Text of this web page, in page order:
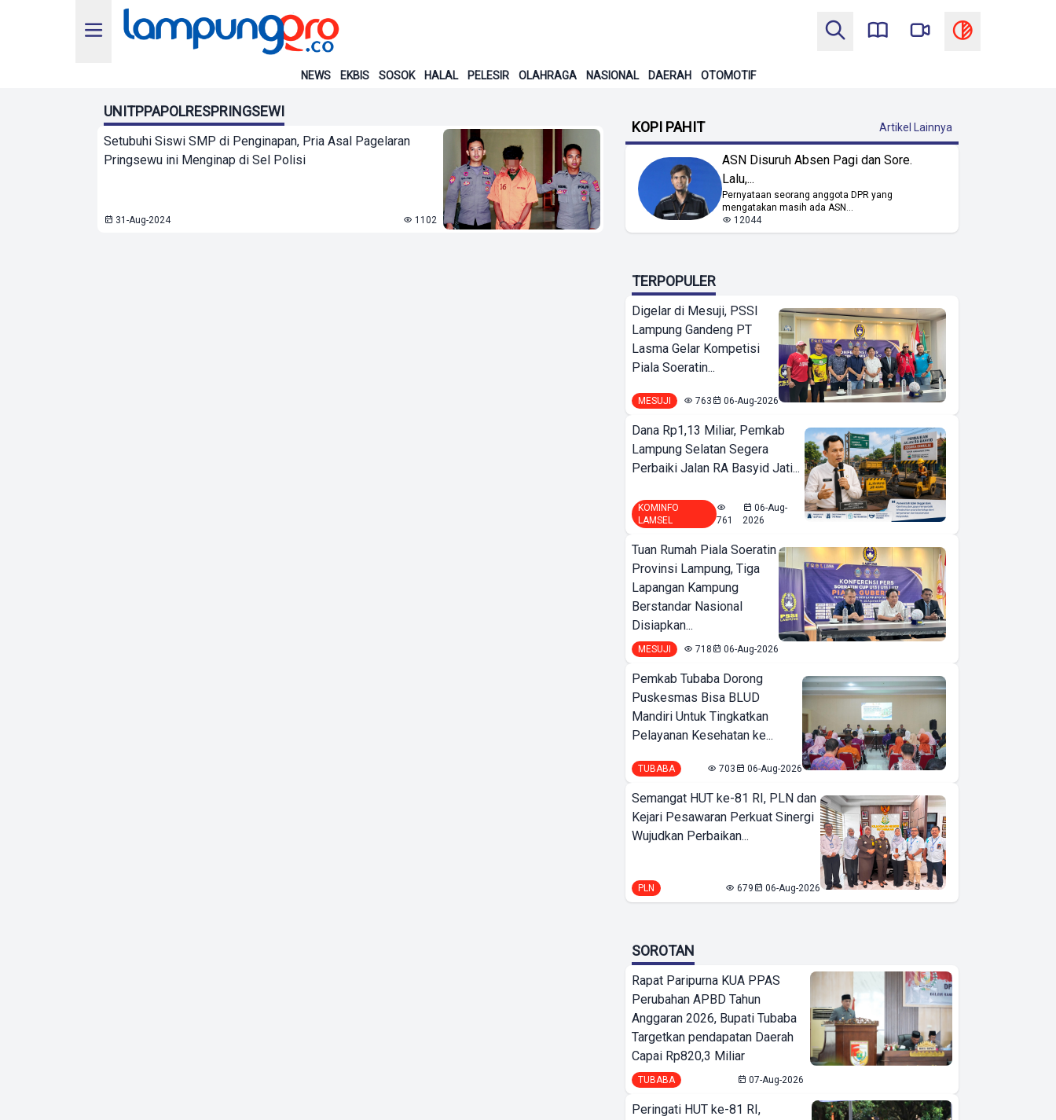
NEWS EKBIS SOSOK HALAL PELESIR OLAHRAGA NASIONAL DAERAH OTOMOTIF
UNITPPAPOLRESPRINGSEWI
Setubuhi Siswi SMP di Penginapan, Pria Asal Pagelaran
Pringsewu ini Menginap di Sel Polisi
31-Aug-2024 1102
KOPI PAHIT Artikel Lainnya
ASN Disuruh Absen Pagi dan Sore.
Lalu,...
Pernyataan seorang anggota DPR yang
mengatakan masih ada ASN...
12044
TERPOPULER
Digelar di Mesuji, PSSI
Lampung Gandeng PT
Lasma Gelar Kompetisi
Piala Soeratin...
MESUJI 763 06-Aug-2026
Dana Rp1,13 Miliar, Pemkab
Lampung Selatan Segera
Perbaiki Jalan RA Basyid Jati...
KOMINFO
LAMSEL
761
06-Aug-
2026
Tuan Rumah Piala Soeratin
Provinsi Lampung, Tiga
Lapangan Kampung
Berstandar Nasional
Disiapkan...
MESUJI 718 06-Aug-2026
Pemkab Tubaba Dorong
Puskesmas Bisa BLUD
Mandiri Untuk Tingkatkan
Pelayanan Kesehatan ke...
TUBABA 703 06-Aug-2026
Semangat HUT ke-81 RI, PLN dan
Kejari Pesawaran Perkuat Sinergi
Wujudkan Perbaikan...
PLN 679 06-Aug-2026
SOROTAN
Rapat Paripurna KUA PPAS
Perubahan APBD Tahun
Anggaran 2026, Bupati Tubaba
Targetkan pendapatan Daerah
Capai Rp820,3 Miliar
TUBABA 07-Aug-2026
Peringati HUT ke-81 RI,